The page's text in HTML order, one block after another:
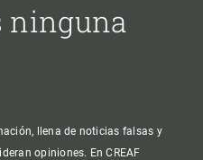
ninguna
llena de noticias falsas y
opiniones. En CREAF